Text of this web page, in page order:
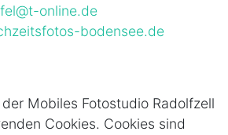
online.de
bodensee.de
Mobiles Fotostudio Radolfzell
Cookies. Cookies sind